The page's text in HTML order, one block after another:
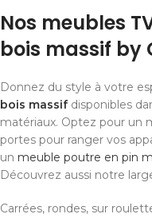
Nos meubles
bois massif by
Donnez du style à votre
bois massifdisponibles
matériaux. Optez pour un
portes pour ranger vos
un meuble poutre en pin
Découvrez aussi notre
Carrées, rondes, sur